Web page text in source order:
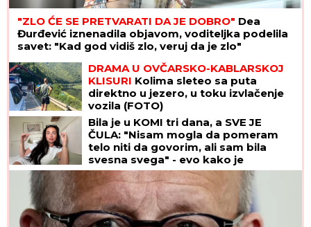
"ZLO ĆE SE PRETVARATI DA JE DOBRO" Dea
Đurđević iznenadila objavom, voditeljka podelila
savet: "Kad god vidiš zlo, veruj da je zlo"
DRAMA U OVČARSKO-KABLARSKOJ
KLISURI Kolima sleteo sa puta
direktno u jezero, u toku izvlačenje
vozila (FOTO)
Bila je u KOMI tri dana, a SVE JE
ČULA: "Nisam mogla da pomeram
telo niti da govorim, ali sam bila
svesna svega" - evo kako je
dokazala svetu da je TERAPIJA NIJE
USPAVALA